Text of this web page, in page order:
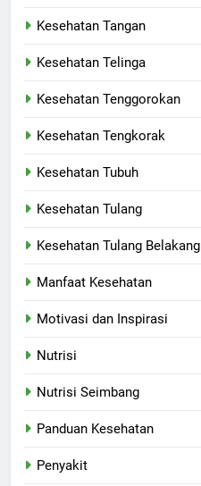
Kesehatan Tangan
Kesehatan Telinga
Kesehatan Tenggorokan
Kesehatan Tengkorak
Kesehatan Tubuh
Kesehatan Tulang
Kesehatan Tulang Belakang
Manfaat Kesehatan
Motivasi dan Inspirasi
Nutrisi
Nutrisi Seimbang
Panduan Kesehatan
Penyakit